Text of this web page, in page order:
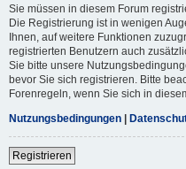
Sie müssen in diesem Forum
Die Registrierung ist in wenigen
Ihnen, auf weitere Funktionen
registrierten Benutzern auch
Sie bitte unsere
bevor Sie sich registrieren. Bitte
Forenregeln, wenn Sie sich in
Nutzungsbedingungen |
Registrieren